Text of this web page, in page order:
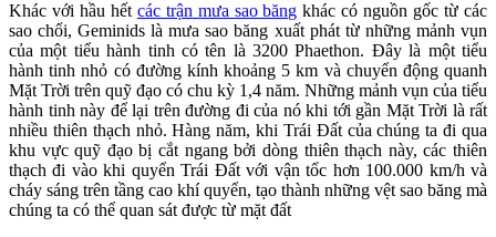
Khác với hầu hết các trận mưa sao băng khác có nguồn gốc từ các
sao chổi, Geminids là mưa sao băng xuất phát từ những mảnh vụn
của một tiểu hành tinh có tên là 3200 Phaethon. Đây là một tiểu
hành tinh nhỏ có đường kính khoảng 5 km và chuyển động quanh
Mặt Trời trên quỹ đạo có chu kỳ 1,4 năm. Những mảnh vụn của tiểu
hành tinh này để lại trên đường đi của nó khi tới gần Mặt Trời là rất
nhiều thiên thạch nhỏ. Hàng năm, khi Trái Đất của chúng ta đi qua
khu vực quỹ đạo bị cắt ngang bởi dòng thiên thạch này, các thiên
thạch đi vào khi quyển Trái Đất với vận tốc hơn 100.000 km/h và
cháy sáng trên tầng cao khí quyển, tạo thành những vệt sao băng mà
chúng ta có thể quan sát được từ mặt đất